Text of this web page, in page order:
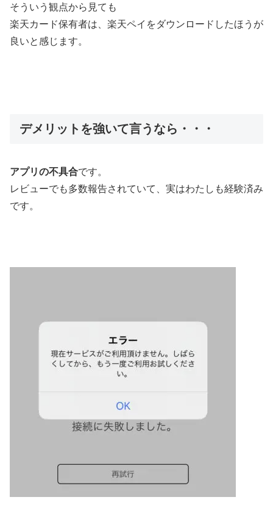
そういう観点から見ても
楽天カード保有者は、楽天ペイをダウンロードしたほうが
良いと感じます。
デメリットを強いて言うなら・・・
アプリの不具合です。
レビューでも多数報告されていて、実はわたしも経験済み
です。